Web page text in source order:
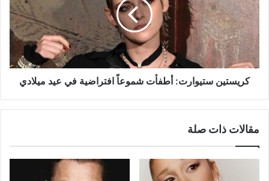
شموعاً
افتراضية
في
عيد
ميلادي
كريستين ستيوارت: أطفأت شموعاً افتراضية في عيد ميلادي
مقالات ذات صلة